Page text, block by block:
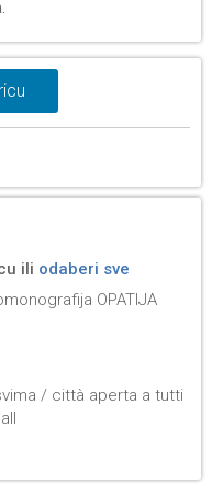
ili odaberi sve
OPATIJA
/ città aperta a tutti